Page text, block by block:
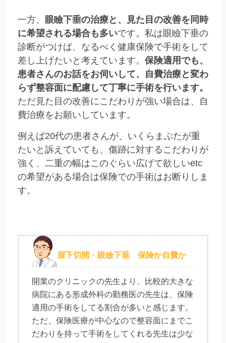
一方、
眼瞼下垂の治療と、見た目の改善を同時
に希望される場合も多いです。私は眼瞼下垂の
診断がつけば、なるべく健康保険で手術をして
差し上げたいと考えています。 保険適用でも、
患者さんのお話をお伺いして、自費治療と変わ
らず整容面に配慮して丁寧に手術を行います。
ただ見た目の改善にこだわりが強い場合は、自
費治療をお願いしています。
例えば20代の患者さんが、いくらまぶたが重
たいと訴えていても、傷跡に対するこだわりが
強く、二重の幅はこのぐらい広げて欲しいetc
の希望がある場合は保険での手術はお断りしま
す。
眉下切開・眼瞼下垂 保険か自費か
開業のクリニックの先生より、比較的大きな
病院にある形成外科の勤務医の先生は、保険
適用の手術をしてる割合が多いと感じます。
ただ、保険医療が中心なので整容面にまでこ
だわりを持って手術をしてくれる先生は少な